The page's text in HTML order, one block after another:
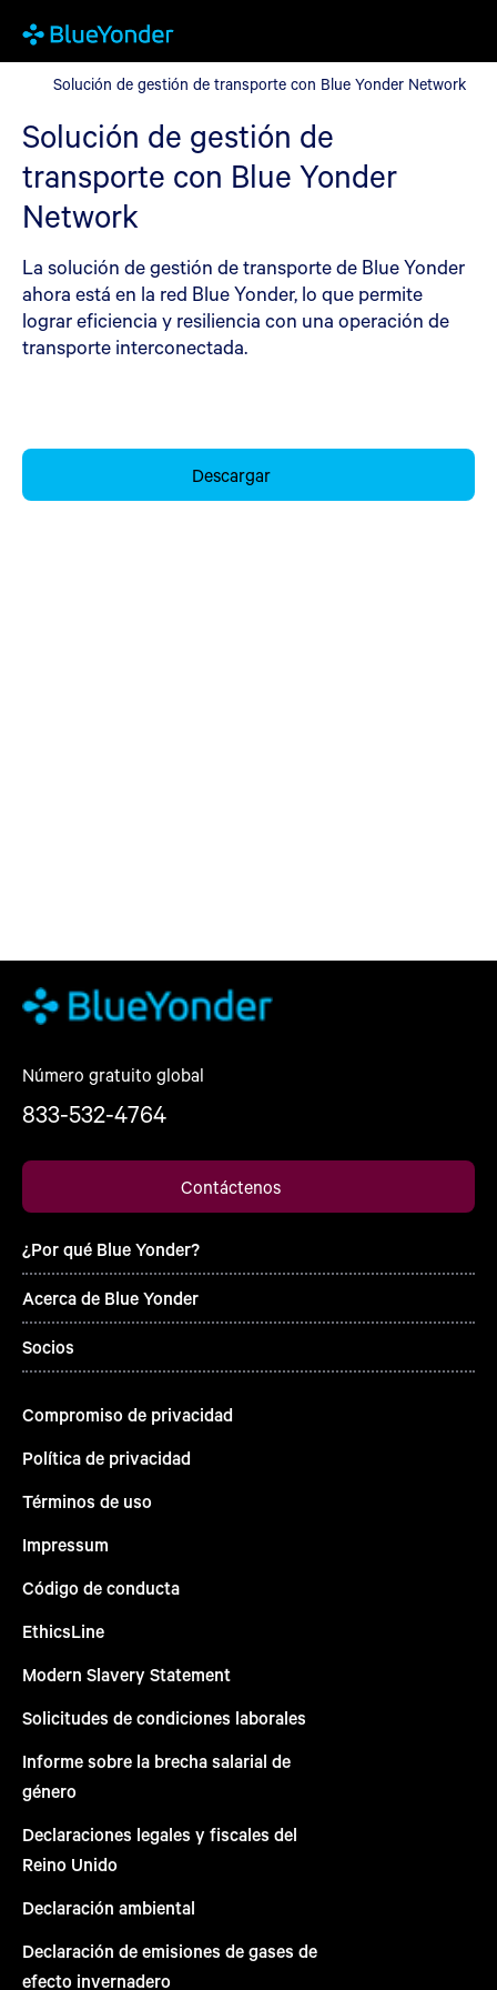
Solución de gestión de transporte con Blue Yonder Network
Solución de gestión de transporte con Blue Yonder Network
Solución de gestión de
transporte con Blue Yonder
Network
La solución de gestión de transporte de Blue Yonder
ahora está en la red Blue Yonder, lo que permite
lograr eficiencia y resiliencia con una operación de
transporte interconectada.
Descargar
Número gratuito global
833-532-4764
Contáctenos
¿Por qué Blue Yonder?
Acerca de Blue Yonder
Socios
Compromiso de privacidad
Política de privacidad
Términos de uso
Impressum
Código de conducta
EthicsLine
Modern Slavery Statement
Solicitudes de condiciones laborales
Informe sobre la brecha salarial de
género
Declaraciones legales y fiscales del
Reino Unido
Declaración ambiental
Declaración de emisiones de gases de
efecto invernadero